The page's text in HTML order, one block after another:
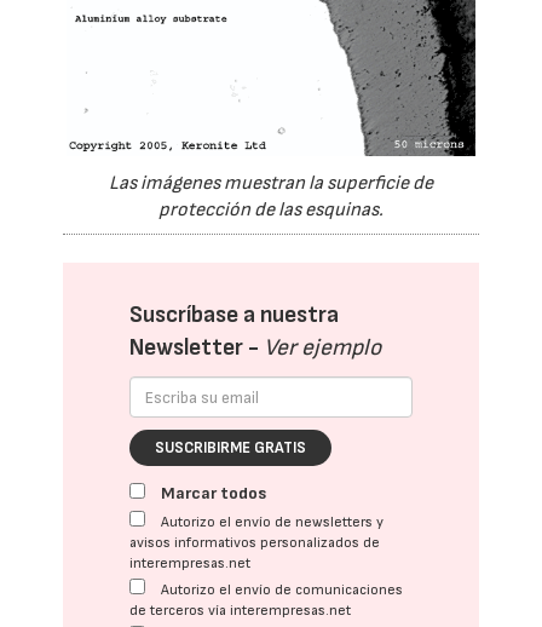
Las imágenes muestran la superficie de
protección de las esquinas.
Suscríbase a nuestra
Newsletter - Ver ejemplo
SUSCRIBIRME GRATIS
Marcar todos
Autorizo el envío de newsletters y
avisos informativos personalizados de
interempresas.net
Autorizo el envío de comunicaciones
de terceros vía interempresas.net